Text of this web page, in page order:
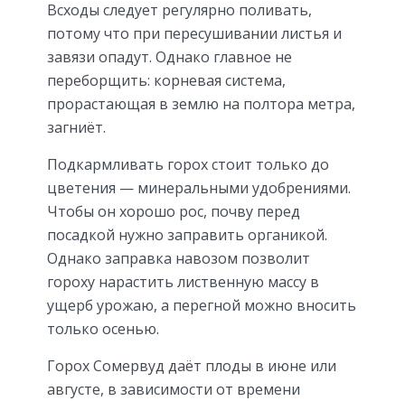
Всходы следует регулярно поливать,
потому что при пересушивании листья и
завязи опадут. Однако главное не
переборщить: корневая система,
прорастающая в землю на полтора метра,
загниёт.
Подкармливать горох стоит только до
цветения — минеральными удобрениями.
Чтобы он хорошо рос, почву перед
посадкой нужно заправить органикой.
Однако заправка навозом позволит
гороху нарастить лиственную массу в
ущерб урожаю, а перегной можно вносить
только осенью.
Горох Сомервуд даёт плоды в июне или
августе, в зависимости от времени